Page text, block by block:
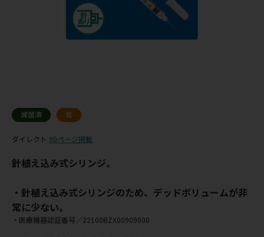
滅菌済 管
ダイレクト 90ページ掲載
針植え込み式シリンジ。
・針植え込み式シリンジのため、デッドボリュームが非
常に少ない。
・医療機器認証番号／22100BZX00909000